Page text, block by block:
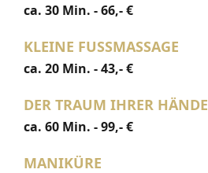
ca. 30 Min. - 66,- €
KLEINE FUSSMASSAGE
ca. 20 Min. - 43,- €
DER TRAUM IHRER HÄNDE
ca. 60 Min. - 99,- €
MANIKÜRE